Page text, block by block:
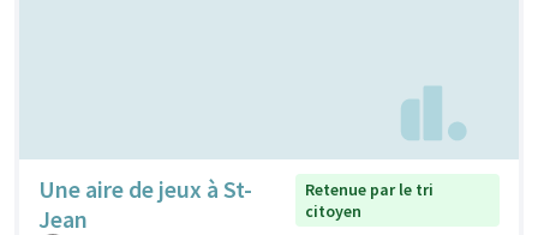
Une aire de jeux à St-
Jean
Retenue par le tri
citoyen